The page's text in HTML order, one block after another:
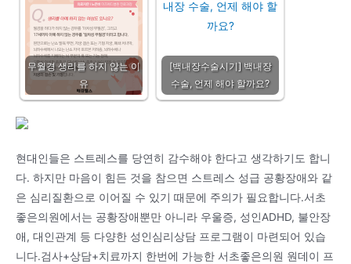
무월경 생리를 하지 않는 이
유
[백내장수술시기] 백내장
수술, 언제 해야 할까요?
현대인들은 스트레스를 당연히 감수해야 한다고 생각하기도 합니
다. 하지만 마음이 힘든 것을 참으면 스트레스 성급 공황장애와 같
은 심리질환으로 이어질 수 있기 때문에 주의가 필요합니다.서초
좋은의원에서는 공황장애뿐만 아니라 우울증, 성인ADHD, 불안장
애, 대인관계 등 다양한 성인심리상담 프로그램이 마련되어 있습
니다.검사+상담+치료까지 한번에 가능한 서초좋은의원 원데이 프